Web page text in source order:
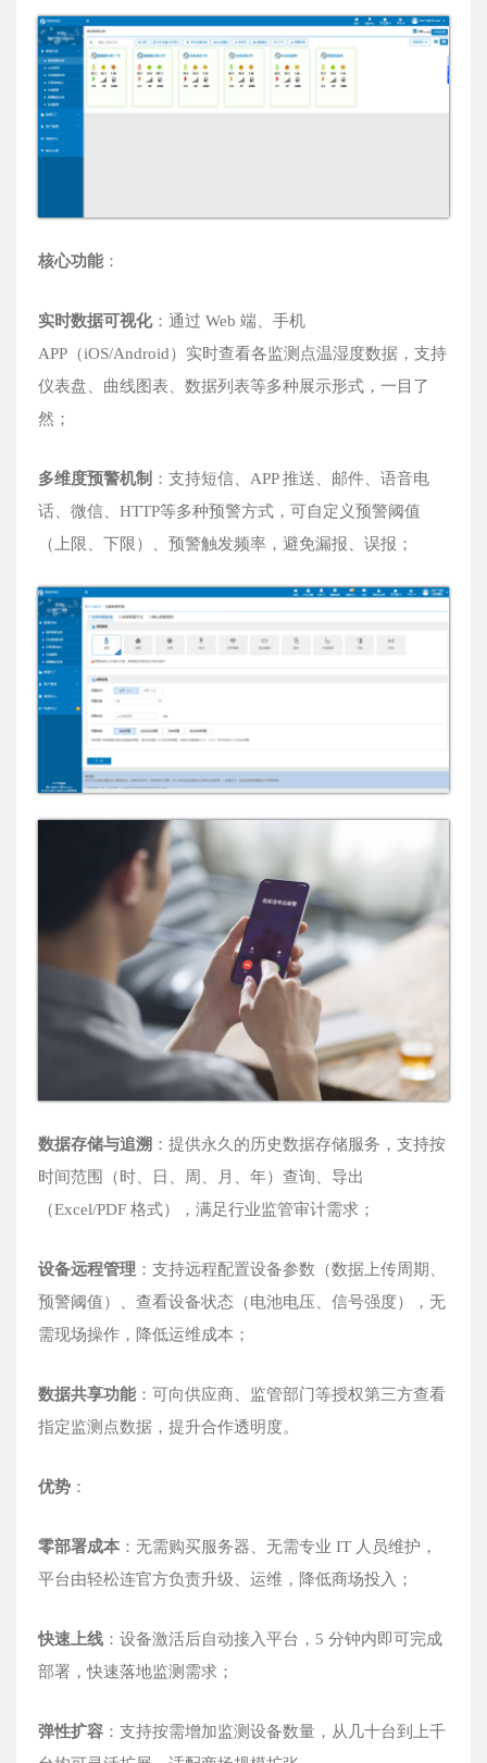
核心功能 ：
实时数据可视化：通过 Web 端、手机
APP（iOS/Android）实时查看各监测点温湿度数据，支持
仪表盘、曲线图表、数据列表等多种展示形式，一目了
然；
多维度预警机制 ：支持短信、APP 推送、邮件、语音电
话、微信、HTTP等多种预警方式，可自定义预警阈值
（上限、下限）、预警触发频率，避免漏报、误报；
数据存储与追溯 ：提供永久的历史数据存储服务，支持按
时间范围（时、日、周、月、年）查询、导出
（Excel/PDF 格式），满足行业监管审计需求；
设备远程管理 ：支持远程配置设备参数（数据上传周期、
预警阈值）、查看设备状态（电池电压、信号强度），无
需现场操作，降低运维成本；
数据共享功能 ：可向供应商、监管部门等授权第三方查看
指定监测点数据，提升合作透明度。
优势 ：
零部署成本 ：无需购买服务器、无需专业 IT 人员维护，
平台由轻松连官方负责升级、运维，降低商场投入；
快速上线 ：设备激活后自动接入平台，5 分钟内即可完成
部署，快速落地监测需求；
弹性扩容 ：支持按需增加监测设备数量，从几十台到上千